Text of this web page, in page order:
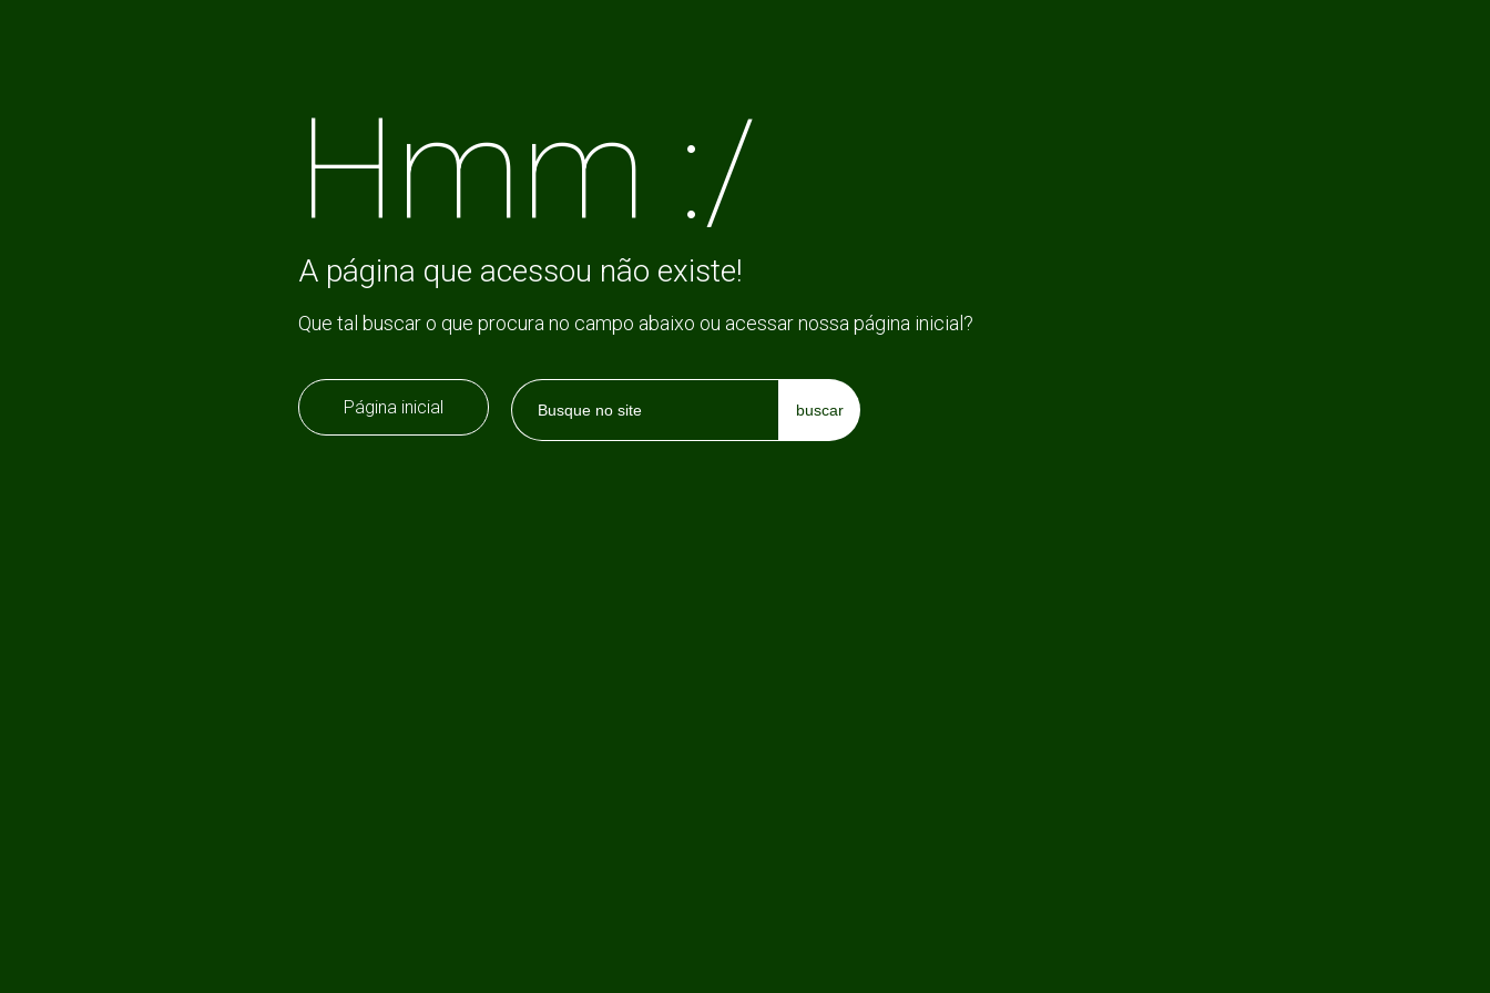
Hmm :/
A página que acessou não existe!
Que tal buscar o que procura no campo abaixo ou acessar nossa página inicial?
Página inicial